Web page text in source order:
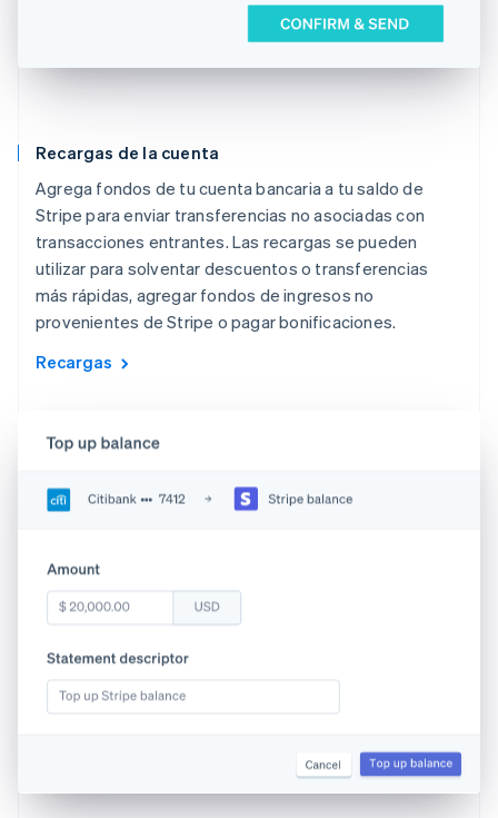
Recargas de la cuenta
Agrega fondos de tu cuenta bancaria a tu saldo de
Stripe para enviar transferencias no asociadas con
transacciones entrantes. Las recargas se pueden
utilizar para solventar descuentos o transferencias
más rápidas, agregar fondos de ingresos no
provenientes de Stripe o pagar bonificaciones.
Recargas